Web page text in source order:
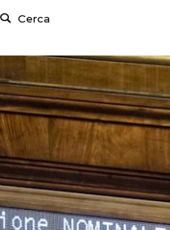
Auto
Moda
Libri
Consumismi
Storie/Idee